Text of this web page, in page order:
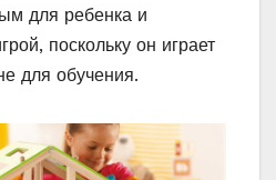
для ребенка и
поскольку он играет
для обучения.